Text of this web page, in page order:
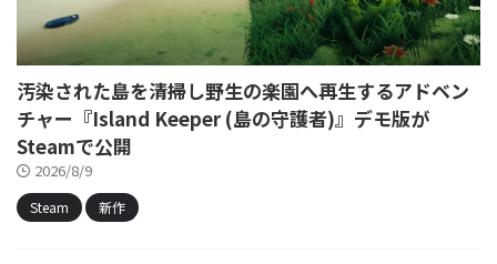
汚染された島を清掃し野生の楽園へ再生するアドベン
チャー『Island Keeper (島の守護者)』デモ版が
Steamで公開
2026/8/9
Steam 新作